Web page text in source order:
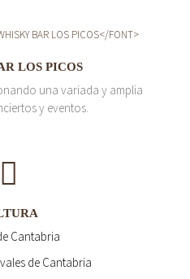
LOS PICOS
una variada y amplia
y eventos.
Cantabria
de Cantabria